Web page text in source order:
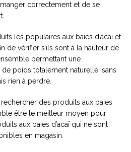
correctement et de se
les populaires aux baies d’acaï et
de vérifier s’ils sont à la hauteur de
permettant une
poids totalement naturelle, sans
rien à perdre.
des produits aux baies
être le meilleur moyen pour
aux baies d’acaï qui ne sont
en magasin.